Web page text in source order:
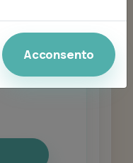
15min
Acconsento